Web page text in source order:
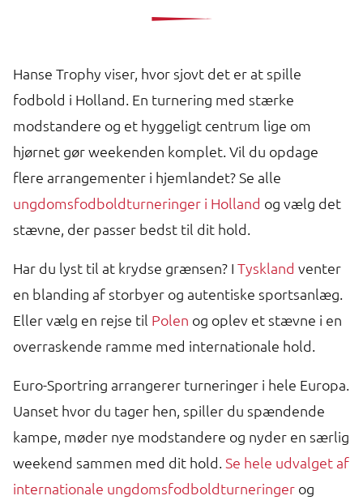
Hanse Trophy viser, hvor sjovt det er at spille
fodbold i Holland. En turnering med stærke
modstandere og et hyggeligt centrum lige om
hjørnet gør weekenden komplet. Vil du opdage
flere arrangementer i hjemlandet? Se alle
ungdomsfodboldturneringer i Holland og vælg det
stævne, der passer bedst til dit hold.
Har du lyst til at krydse grænsen? I Tyskland venter
en blanding af storbyer og autentiske sportsanlæg.
Eller vælg en rejse til Polen og oplev et stævne i en
overraskende ramme med internationale hold.
Euro-Sportring arrangerer turneringer i hele Europa.
Uanset hvor du tager hen, spiller du spændende
kampe, møder nye modstandere og nyder en særlig
weekend sammen med dit hold. Se hele udvalget af
internationale ungdomsfodboldturneringer og